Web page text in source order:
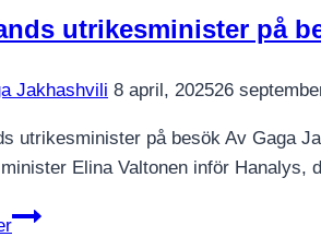
utrikesminister på
Jakhashvili 8 april, 202526
utrikesminister på besök Av Gaga
Elina Valtonen inför Hanalys,
Finlands